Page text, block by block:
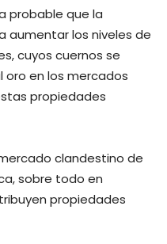
probable que la
aumentar los niveles de
cuyos cuernos se
oro en los mercados
propiedades
clandestino de
sobre todo en
propiedades